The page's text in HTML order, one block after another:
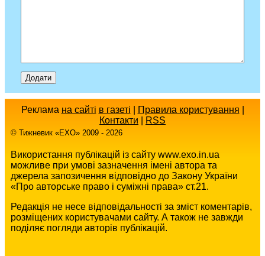
Реклама на сайті в газеті Правила користування
Контакти
RSS
© Тижневик «EХO» 2009 - 2026
Використання публікацій із сайту www.exo.in.ua
можливе при умові зазначення імені автора та
джерела запозичення відповідно до Закону України
«Про авторське право і суміжні права» ст.21.
Редакція не несе відповідальності за зміст коментарів,
розміщених користувачами сайту. А також не завжди
поділяє погляди авторів публікацій.